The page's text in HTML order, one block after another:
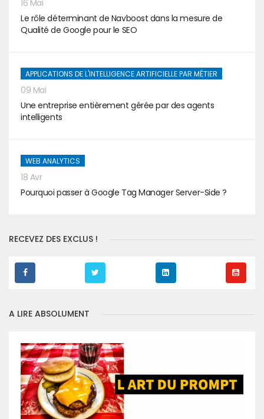
16 Mai
Le rôle déterminant de Navboost dans la mesure de
Qualité de Google pour le SEO
APPLICATIONS DE L'INTELLIGENCE ARTIFICIELLE PAR MÉTIER
09 Mai
Une entreprise entièrement gérée par des agents
intelligents
WEB ANALYTICS
18 Avr
Pourquoi passer à Google Tag Manager Server-Side ?
RECEVEZ DES EXCLUS !
A LIRE ABSOLUMENT